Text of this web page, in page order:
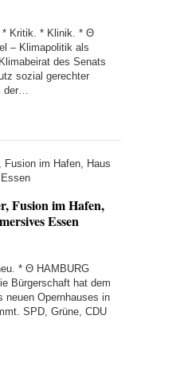
* Kritik. * Klinik. * Θ
– Klimapolitik als
des Senats
sozial gerechter
der…
Fusion im Hafen,
Essen
* Θ HAMBURG
Bürgerschaft hat dem
neuen Opernhauses in
SPD, Grüne, CDU